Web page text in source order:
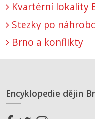
Kvartérní lokality
Stezky po
Brno a konflikty
Encyklopedie dějin